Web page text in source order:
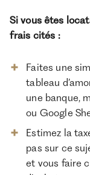
Si vous êtes
frais cités :
Faites une
tableau
une banque,
ou Google
Estimez la
pas sur ce
et vous faire